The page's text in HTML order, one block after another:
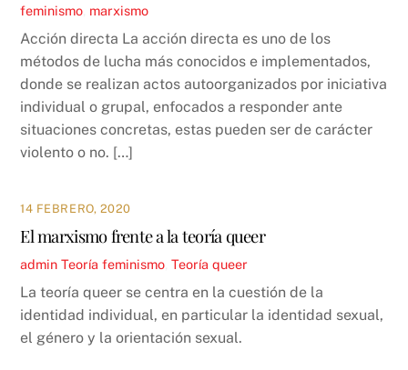
feminismo marxismo
Acción directa La acción directa es uno de los
métodos de lucha más conocidos e implementados,
donde se realizan actos autoorganizados por iniciativa
individual o grupal, enfocados a responder ante
situaciones concretas, estas pueden ser de carácter
violento o no. […]
14 FEBRERO, 2020
El marxismo frente a la teoría queer
admin Teoría feminismo ,Teoría queer
La teoría queer se centra en la cuestión de la
identidad individual, en particular la identidad sexual,
el género y la orientación sexual.